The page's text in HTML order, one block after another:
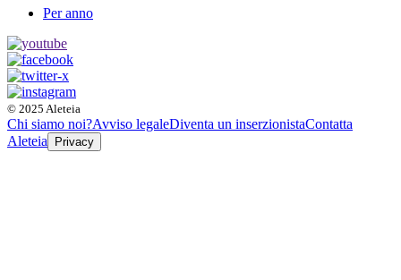
Per anno
© 2025 Aleteia
Chi siamo noi?Avviso legaleDiventa un inserzionistaContatta
Aleteia
Privacy